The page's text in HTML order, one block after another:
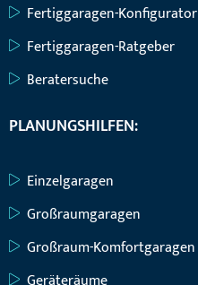
Fertiggaragen-Konfigurator
Fertiggaragen-Ratgeber
Beratersuche
PLANUNGSHILFEN:
Einzelgaragen
Großraumgaragen
Großraum-Komfortgaragen